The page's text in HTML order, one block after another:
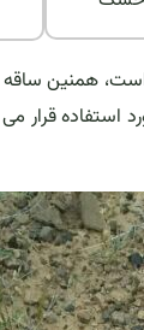
قرار می